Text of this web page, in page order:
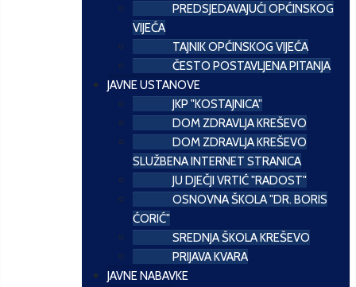
PREDSJEDAVAJUĆI OPĆINSKOG
VIJEĆA
TAJNIK OPĆINSKOG VIJEĆA
ČESTO POSTAVLJENA PITANJA
JAVNE USTANOVE
JKP "KOSTAJNICA"
DOM ZDRAVLJA KREŠEVO
DOM ZDRAVLJA KREŠEVO
SLUŽBENA INTERNET STRANICA
JU DJEČJI VRTIĆ "RADOST"
OSNOVNA ŠKOLA "DR. BORIS
ĆORIĆ"
SREDNJA ŠKOLA KREŠEVO
PRIJAVA KVARA
JAVNE NABAVKE